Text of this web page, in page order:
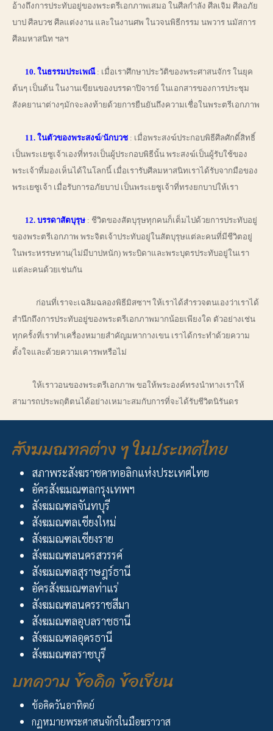
อ้างถึงการประทับอยู่ของพระตรีเอกภาพเสมอ ในศีลกำลัง ศีลเจิม ศีลอภัย
บาป ศีลบวช ศีลแต่งงาน และในงานศพ ในวจนพิธีกรรม นพวาร นมัสการ
ศีลมหาสนิท ฯลฯ
10. ในธรรมประเพณี: เมื่อเราศึกษาประวัติของพระศาสนจักร ในยุค
ต้นๆ เป็นต้น ในงานเขียนของบรรดาปิจารย์ ในเอกสารของการประชุม
สังคยานาต่างๆมักจะลงท้ายด้วยการยืนยันถึงความเชื่อในพระตรีเอกภาพ
11. ในตัวของพระสงฆ์/นักบวช : เมื่อพระสงฆ์ประกอบพิธีศีลศักดิ์สิทธิ์
เป็นพระเยซูเจ้าเองที่ทรงเป็นผู้ประกอบพิธีนั้น พระสงฆ์เป็นผู้รับใช้ของ
พระเจ้าที่มองเห็นได้ในโลกนี้ เมื่อเรารับศีลมหาสนิทเราได้รับจากมือของ
พระเยซูเจ้า เมื่อรับการอภัยบาป เป็นพระเยซูเจ้าที่ทรงยกบาปให้เรา
12. บรรดาสัตบุรุษ : ชีวิตของสัตบุรุษทุกคนก็เต็มไปด้วยการประทับอยู่
ของพระตรีเอกภาพ พระจิตเจ้าประทับอยู่ในสัตบุรุษแต่ละคนที่มีชีวิตอยู่
ในพระหรรษทาน(ไม่มีบาปหนัก) พระบิดาและพระบุตรประทับอยู่ในเรา
แต่ละคนด้วยเช่นกัน
ก่อนที่เราจะเฉลิมฉลองพิธีมิสซาฯ ให้เราได้สำรวจตนเองว่าเราได้
สำนึกถึงการประทับอยู่ของพระตรีเอกภาพมากน้อยเพียงใด ตัวอย่างเช่น
ทุกครั้งที่เราทำเครื่องหมายสำคัญมหากางเขน เราได้กระทำด้วยความ
ตั้งใจและด้วยความเคารพหรือไม่
ให้เราวอนของพระตรีเอกภาพ ขอให้พระองค์ทรงนำทางเราให้
สามารถประพฤติตนได้อย่างเหมาะสมกับการที่จะได้รับชีวิตนิรันดร
สังฆมณฑลต่าง ๆ ในประเทศไทย
สภาพระสังฆราชคาทอลิกแห่งประเทศไทย
อัครสังฆมณฑลกรุงเทพฯ
สังฆมณฑลจันทบุรี
สังฆมณฑลเชียงใหม่
สังฆมณฑลเชียงราย
สังฆมณฑลนครสวรรค์
สังฆมณฑลสุราษฎร์ธานี
อัครสังฆมณฑลท่าแร่
สังฆมณฑลนครราชสีมา
สังฆมณฑลอุบลราชธานี
สังฆมณฑลอุดรธานี
สังฆมณฑลราชบุรี
บทความ ข้อคิด ข้อเขียน
ข้อคิดวันอาทิตย์
กฏหมายพระศาสนจักรในมือฆราวาส